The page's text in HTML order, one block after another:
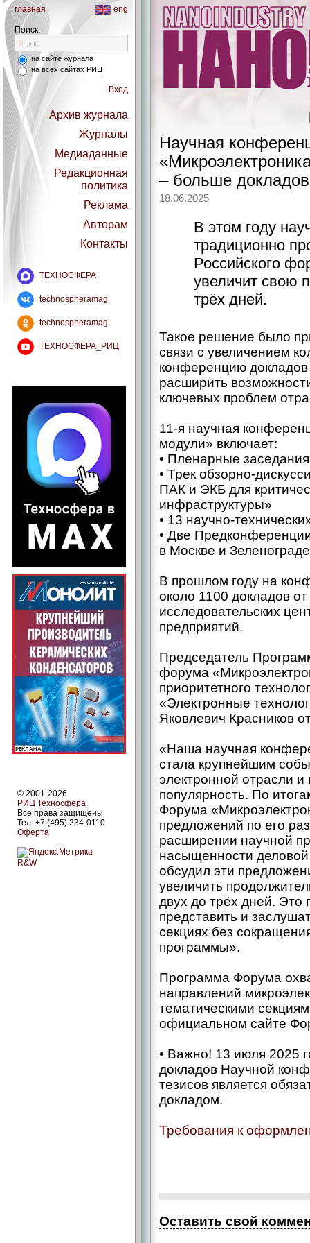
главная eng
Поиск:
на сайте журнала
на всех сайтах РИЦ
Вход
Архив журнала
Журналы
Медиаданные
Редакционная
политика
Реклама
Авторам
Контакты
ТЕХНОСФЕРА
technospheramag
technospheramag
ТЕХНОСФЕРА_РИЦ
© 2001-2026
РИЦ Техносфера
Все права защищены
Тел. +7 (495) 234-0110
Оферта
R&W
Научная
– больше
18.06.2025
В этом году
традиционно
Российского
увеличит свою
трёх дней.
Такое решение было
связи с увеличением
конференцию
расширить
ключевых проблем
11-я научная
модули» включает:
• Пленарные заседания
• Трек обзорно-
ПАК и ЭКБ для
инфраструктуры»
• 13 научно-
• Две
в Москве и Зеленограде
В прошлом году на
около 1100 докладов
исследовательских
предприятий.
Председатель
форума
приоритетного
«Электронные
Яковлевич Красников
«Наша научная
стала крупнейшим
электронной отрасли
популярность. По
Форума
предложений по его
расширении научной
насыщенности
обсудил эти
увеличить
двух до трёх дней. Это
представить и
секциях без
программы».
Программа Форума
направлений
тематическими
официальном сайте
• Важно! 13 июля 2025
докладов Научной
тезисов является
докладом.
Требования к
Оставить свой